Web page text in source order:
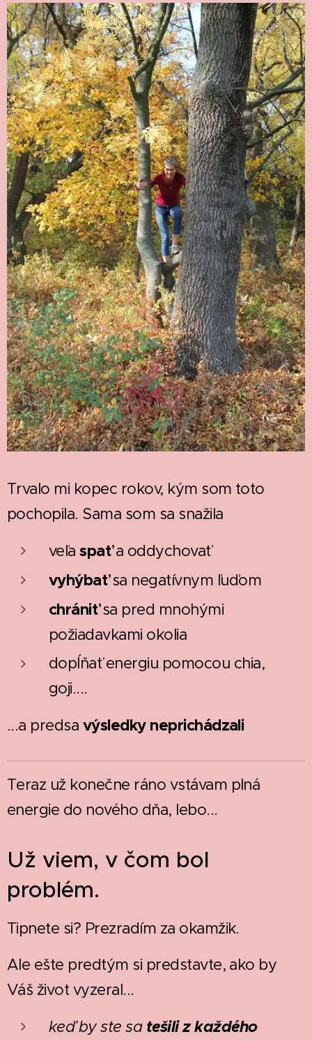
Trvalo mi kopec rokov, kým som toto
pochopila. Sama som sa snažila
veľaspaťa oddychovať
vyhýbaťsa negatívnym ľuďom
chrániťsa pred mnohými
požiadavkami okolia
dopĺňať energiu pomocou chia,
goji....
...a predsa výsledky neprichádzali
Teraz už konečne ráno vstávam plná
energie do nového dňa, lebo...
Už viem, v čom bol
problém.
Tipnete si? Prezradím za okamžik.
Ale ešte predtým si predstavte, ako by
Váš život vyzeral...
keď by ste sa tešili z každého